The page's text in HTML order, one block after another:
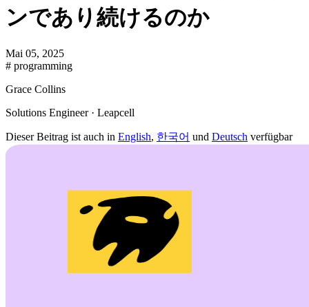
ンであり続けるのか
Mai 05, 2025
# programming
Grace Collins
Solutions Engineer · Leapcell
Dieser Beitrag ist auch in English, 한국어 und Deutsch verfügbar